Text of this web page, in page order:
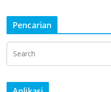
Pencarian